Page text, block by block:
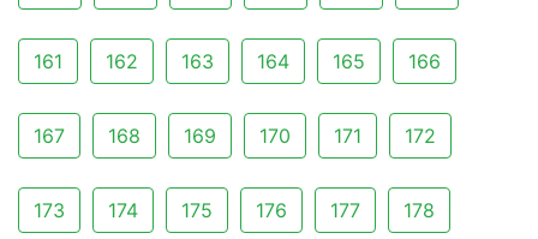
161 162 163 164 165 166
167 168 169 170 171 172
173 174 175 176 177 178